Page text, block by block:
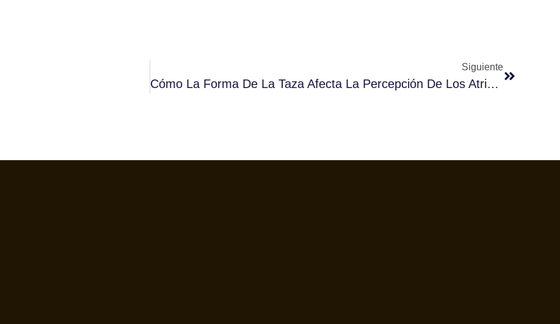
Siguiente
Cómo La Forma De La Taza Afecta La Percepción De Los Atributos Sensoriales Del Café